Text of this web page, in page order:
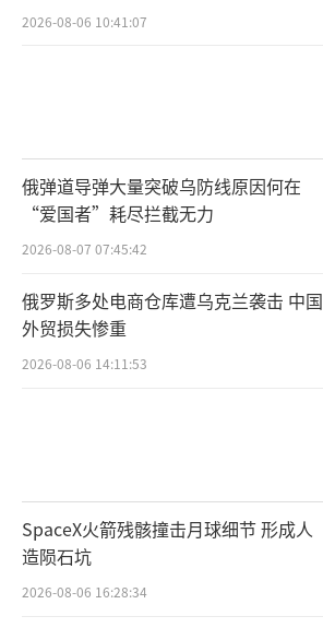
2026-08-06 10:41:07
俄弹道导弹大量突破乌防线原因何在
“爱国者”耗尽拦截无力
2026-08-07 07:45:42
俄罗斯多处电商仓库遭乌克兰袭击 中国
外贸损失惨重
2026-08-06 14:11:53
SpaceX火箭残骸撞击月球细节 形成人
造陨石坑
2026-08-06 16:28:34